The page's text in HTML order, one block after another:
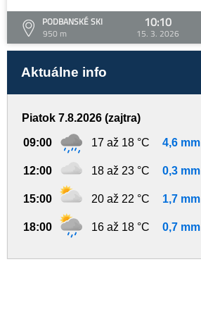
PODBANSKÉ SKI
950 m
10:10
15. 3. 2026
Aktuálne info
Piatok 7.8.2026 (zajtra)
09:00 17 až 18 °C 4,6 mm
12:00 18 až 23 °C 0,3 mm
15:00 20 až 22 °C 1,7 mm
18:00 16 až 18 °C 0,7 mm